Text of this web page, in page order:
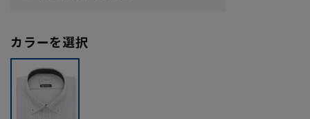
カラーを選択